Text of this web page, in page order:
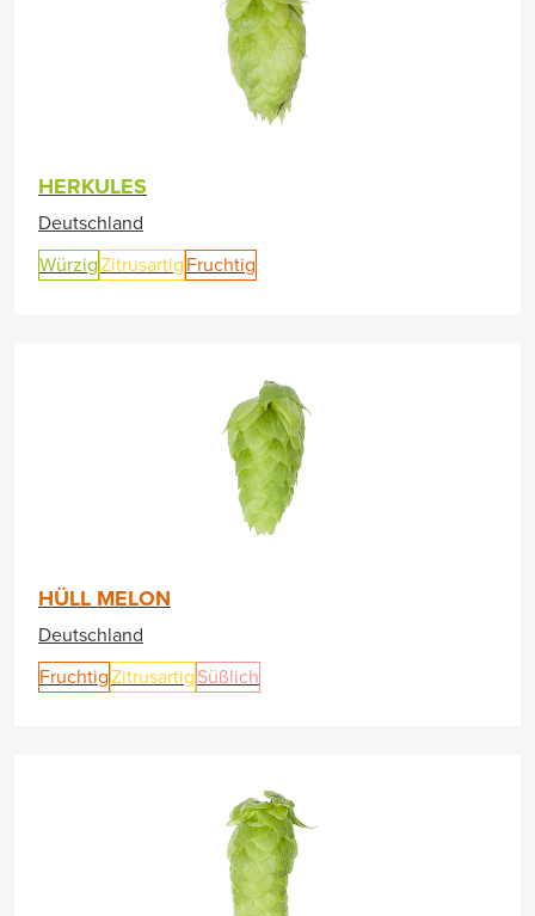
HERKULES
Deutschland
WürzigZitrusartig Fruchtig
HÜLL MELON
Deutschland
FruchtigZitrusartig Süßlich